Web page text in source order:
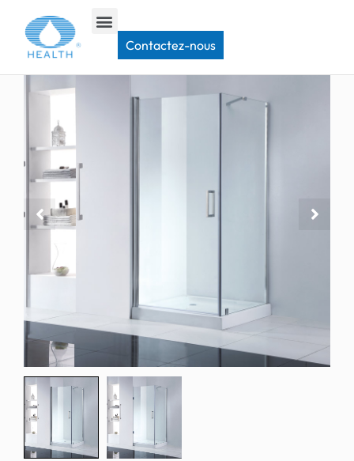
Contactez-nous
Porte de douche en coin JP103A